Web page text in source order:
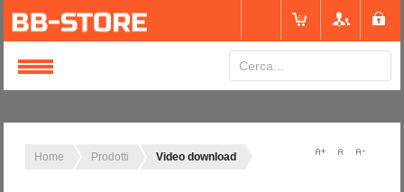
Home Prodotti Video download
Login